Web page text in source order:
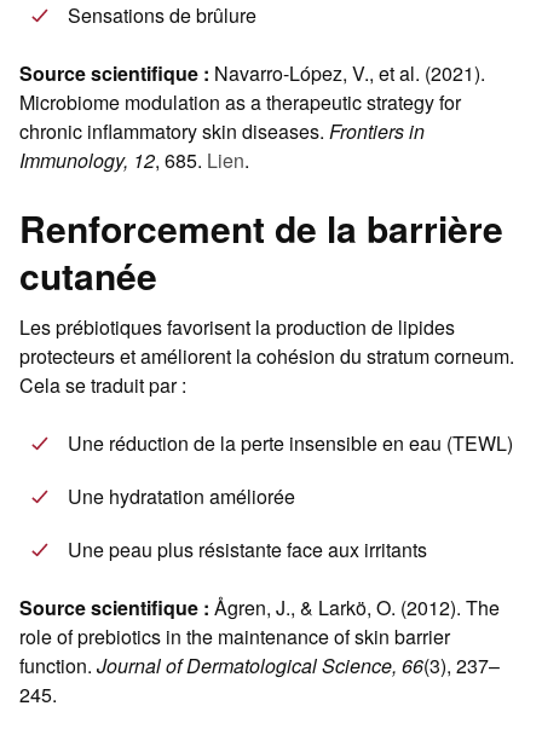
Sensations de brûlure
Source scientifique : Navarro-López, V., et al. (2021).
Microbiome modulation as a therapeutic strategy for
chronic inflammatory skin diseases. Frontiers in
Immunology, 12, 685. Lien.
Renforcement de la barrière
cutanée
Les prébiotiques favorisent la production de lipides
protecteurs et améliorent la cohésion du stratum corneum.
Cela se traduit par :
Une réduction de la perte insensible en eau (TEWL)
Une hydratation améliorée
Une peau plus résistante face aux irritants
Source scientifique : Ågren, J., & Larkö, O. (2012). The
role of prebiotics in the maintenance of skin barrier
function. Journal of Dermatological Science, 66(3), 237–
245.